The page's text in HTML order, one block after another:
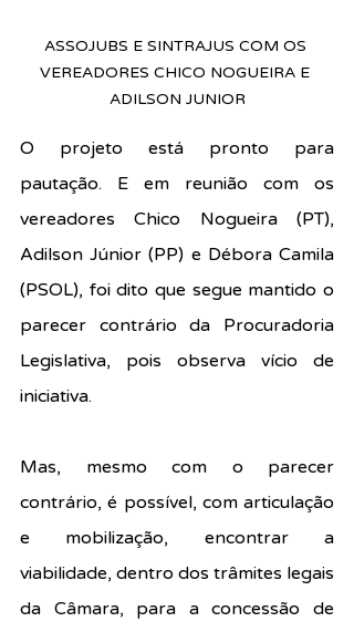
ASSOJUBS E SINTRAJUS COM OS
VEREADORES CHICO NOGUEIRA E
ADILSON JUNIOR
O projeto está pronto para
pautação. E em reunião com os
vereadores Chico Nogueira (PT),
Adilson Júnior (PP) e Débora Camila
(PSOL), foi dito que segue mantido o
parecer contrário da Procuradoria
Legislativa, pois observa vício de
iniciativa.
Mas, mesmo com o parecer
contrário, é possível, com articulação
e mobilização, encontrar a
viabilidade, dentro dos trâmites legais
da Câmara, para a concessão de